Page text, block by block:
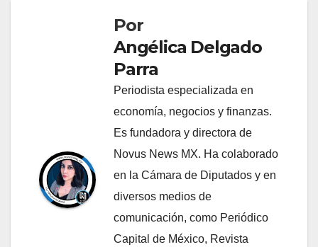
Por
Angélica Delgado
Parra
Periodista especializada en
economía, negocios y finanzas.
Es fundadora y directora de
Novus News MX. Ha colaborado
en la Cámara de Diputados y en
diversos medios de
comunicación, como Periódico
Capital de México, Revista